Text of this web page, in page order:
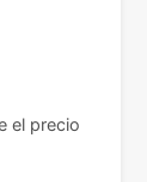
el precio